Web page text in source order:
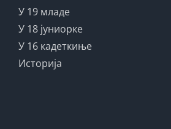
У 19 младе
У 18 јуниорке
У 16 кадеткиње
Историја